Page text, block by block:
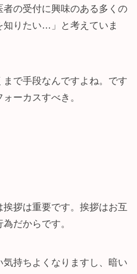
の受付に興味のある多くの
りたい…」と考えていま
で手段なんですよね。です
ーカスすべき。
拶は重要です。挨拶はお互
だからです。
持ちよくなりますし、暗い